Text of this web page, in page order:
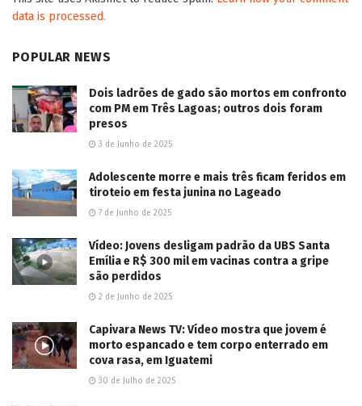
data is processed.
POPULAR NEWS
Dois ladrões de gado são mortos em confronto
com PM em Três Lagoas; outros dois foram
presos
3 de Junho de 2025
Adolescente morre e mais três ficam feridos em
tiroteio em festa junina no Lageado
7 de Junho de 2025
Vídeo: Jovens desligam padrão da UBS Santa
Emília e R$ 300 mil em vacinas contra a gripe
são perdidos
2 de Junho de 2025
Capivara News TV: Vídeo mostra que jovem é
morto espancado e tem corpo enterrado em
cova rasa, em Iguatemi
30 de Julho de 2025